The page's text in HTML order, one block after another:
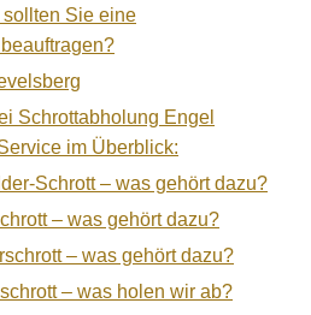
Sie eine
Schrottabholung Engel
im Überblick:
Schrott – was gehört dazu?
– was gehört dazu?
– was gehört dazu?
– was holen wir ab?